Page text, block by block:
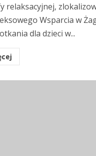
relaksacyjnej,
Wsparcia w
dla dzieci w...